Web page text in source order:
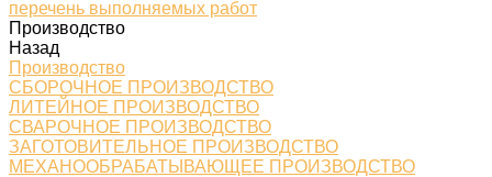
перечень выполняемых работ
Производство
Назад
Производство
СБОРОЧНОЕ ПРОИЗВОДСТВО
ЛИТЕЙНОЕ ПРОИЗВОДСТВО
СВАРОЧНОЕ ПРОИЗВОДСТВО
ЗАГОТОВИТЕЛЬНОЕ ПРОИЗВОДСТВО
МЕХАНООБРАБАТЫВАЮЩЕЕ ПРОИЗВОДСТВО